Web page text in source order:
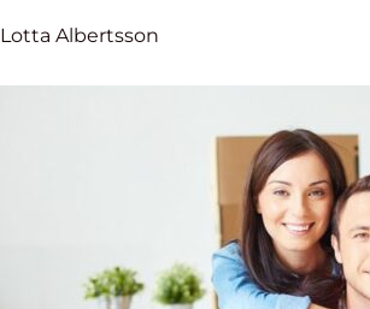
Lotta Albertsson